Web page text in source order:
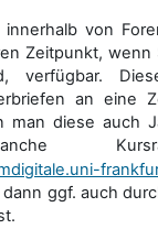
von
Zeitpunkt, wenn
verfügbar.
an eine
man diese auch
ggf. auch